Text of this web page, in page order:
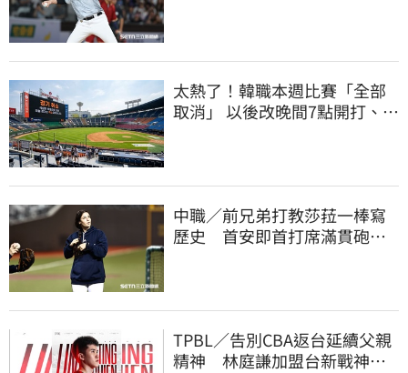
太熱了！韓職本週比賽「全部
取消」 以後改晚間7點開打、增
中職／前兄弟打教莎菈一棒寫
歷史 首安即首打席滿貫砲！
TPBL／告別CBA返台延續父親
精神 林庭謙加盟台新戰神！